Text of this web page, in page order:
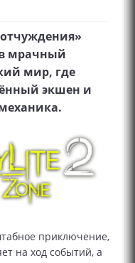
мрачный
мир, где
экшен и
приключение,
на ход событий, а